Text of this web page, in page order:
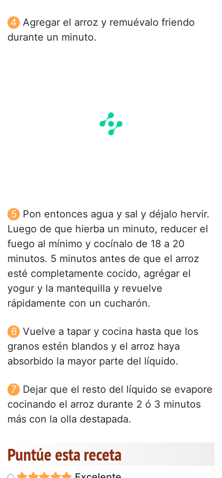
Agregar el arroz y remuévalo friendo
durante un minuto.
Pon entonces agua y sal y déjalo hervir.
Luego de que hierba un minuto, reducer el
fuego al mínimo y cocínalo de 18 a 20
minutos. 5 minutos antes de que el arroz
esté completamente cocido, agrégar el
yogur y la mantequilla y revuelve
rápidamente con un cucharón.
Vuelve a tapar y cocina hasta que los
granos estén blandos y el arroz haya
absorbido la mayor parte del líquido.
Dejar que el resto del líquido se evapore
cocinando el arroz durante 2 ó 3 minutos
más con la olla destapada.
Puntúe esta receta